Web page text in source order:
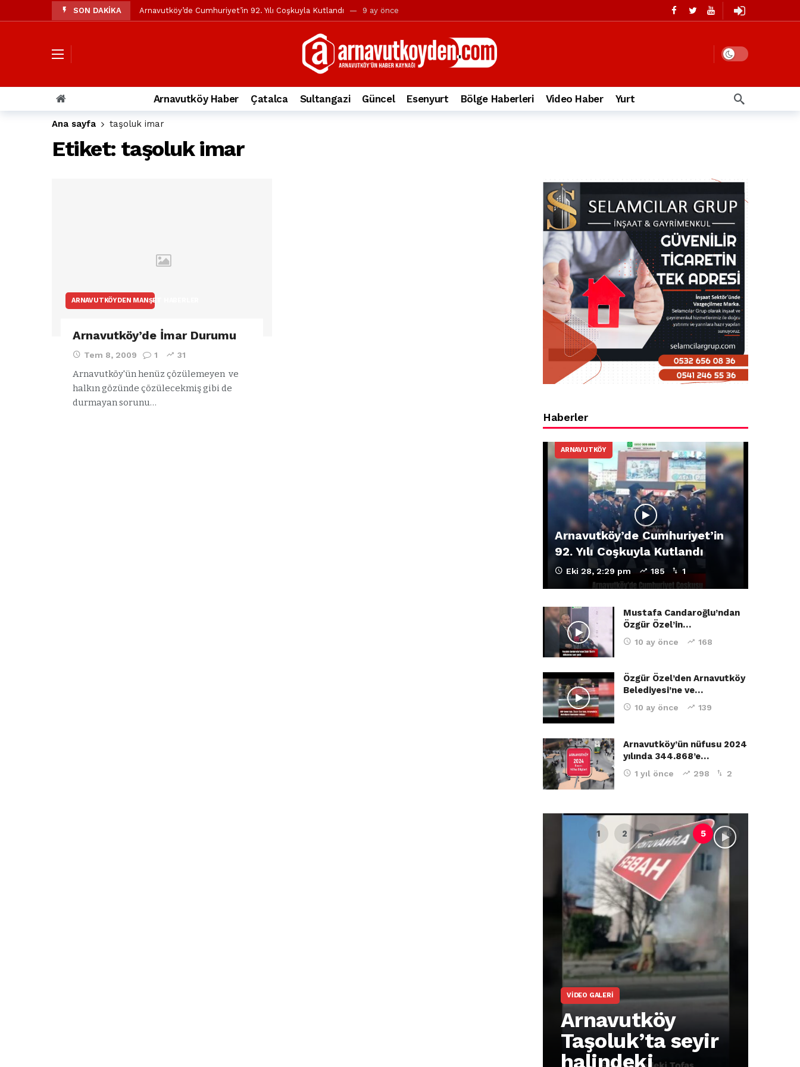
SON DAKİKA Arnavutköy’de Cumhuriyet’in 92. Yılı Coşkuyla Kutlandı 9 ay önce
Özgür Özel’den Arnavutköy Belediyesi’ne ve Mustafa Candaroğlu’na yönelik suçlamalar 10 ay önce
Arnavutköy’ün nüfusu 2024 yılında 344.868’e ulaştı 1 yıl önce
Arnavutköy Taşoluk’ta seyir halindeki otomobil alev alev yandı. 2 yıl önce
Arnavutköy İmrahor Mahallesi sakinleri protesto gösterisi düzenledi 2 yıl önce
Arnavutköy’de 29 Ekim Cumhuriyet Bayramı kutlamaları coşkuyla gerçekleşti
Toprak kaydı: 3 hafriyat kamyonu birbirlerinin üzerine devrildi
İstanbul Havalimanı yolundaki kazada, taksideki yolcu öldü
Arnavutköy Haber Çatalca Sultangazi Güncel Esenyurt Bölge Haberleri Video Haber Yurt
Ana sayfa taşoluk imar
Etiket: taşoluk imar
ARNAVUTKÖYDEN MANŞET HABERLER
Arnavutköy’de İmar Durumu
Tem 8, 2009 1 31
Arnavutköy'ün henüz çözülemeyen ve
halkın gözünde çözülecekmiş gibi de
durmayan sorunu…
Haberler
ARNAVUTKÖY
Arnavutköy’de Cumhuriyet’in
92. Yılı Coşkuyla Kutlandı
Eki 28, 2:29 pm 185 1
Mustafa Candaroğlu’ndan
Özgür Özel’in…
10 ay önce 168
Özgür Özel’den Arnavutköy
Belediyesi’ne ve…
10 ay önce 139
Arnavutköy’ün nüfusu 2024
yılında 344.868’e…
1 yıl önce 298 2
VIDEO GALERI
Arnavutköy
Taşoluk’ta seyir
halindeki